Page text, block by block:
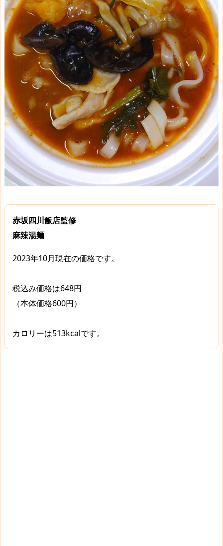
赤坂四川飯店監修
麻辣湯麺
2023年10月現在の価格です。
税込み価格は648円
（本体価格600円）
カロリーは513kcalです。